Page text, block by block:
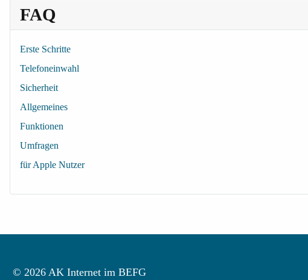
FAQ
Erste Schritte
Telefoneinwahl
Sicherheit
Allgemeines
Funktionen
Umfragen
für Apple Nutzer
© 2026 AK Internet im BEFG